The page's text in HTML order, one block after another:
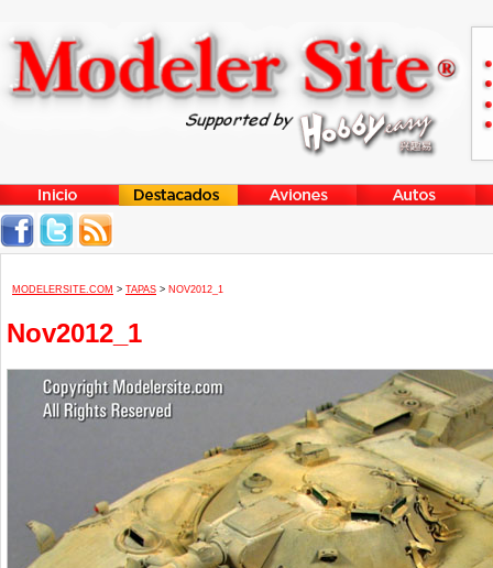
MODELERSITE.COM > TAPAS > NOV2012_1
Nov2012_1